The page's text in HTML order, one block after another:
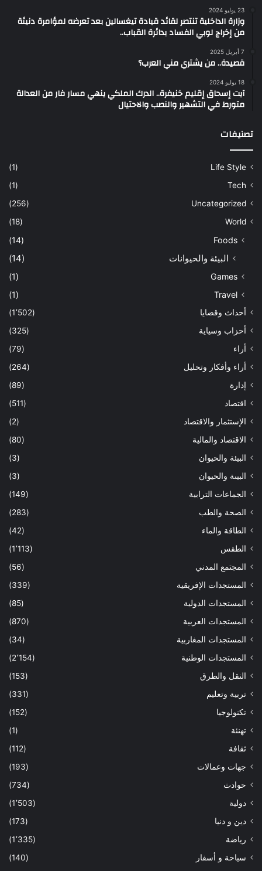
23 يوليو 2024
وزارة الداخلية تنتصر لقائد قيادة تيغسالين بعد تعرضه لمؤامرة دنيئة
من إخراج لوبي الفساد بدائرة القباب..
7 أبريل 2025
قصيدة.. من يشتري مني العرب؟
18 يوليو 2024
آيت إسحاق إقليم خنيفرة.. الدرك الملكي ينهي مسار فار من العدالة
متورط في التشهير والنصب والاحتيال
تصنيفات
Life Style
(1)
Tech
(1)
Uncategorized
(256)
World
(18)
Foods
(14)
البيئة والحيوانات (14)
Games
(1)
Travel
(1)
أحداث وقضايا
(1٬502)
أحزاب وسياية
(325)
أراء
(79)
أراء وأفكار وتحليل
(264)
إدارة
(89)
اقتصاد
(511)
الإستثمار والاقتصاد
(2)
الاقتصاد والمالية
(80)
البيئة والحيوان
(3)
البيىة والحيوان
(3)
الجماعات الترابية
(149)
الصحة والطب
(283)
الطاقة والماء
(42)
الطقس
(1٬113)
المجتمع المدني
(56)
المستجدات الإفريقية
(339)
المستجدات الدولية
(85)
المستجدات العربية
(870)
المستجدات المغاربية
(34)
المستجدات الوطنية
(2٬154)
النقل والطرق
(153)
تربية وتعليم
(331)
تكنولوجيا
(152)
تهنئة
(1)
ثقافة
(112)
جهات وعمالات
(193)
حوادث
(734)
دولية
(1٬503)
دين و دنيا
(173)
رياضة
(1٬335)
سياحة و أسفار
(140)